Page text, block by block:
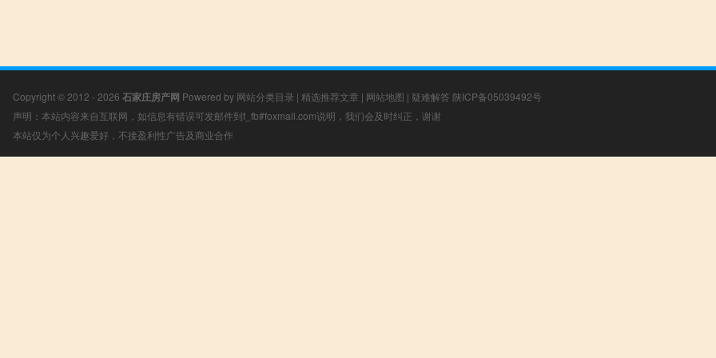
Copyright © 2012 - 2026 石家庄房产网 Powered by 网站分类目录 | 精选推荐文章 | 网站地图 | 疑难解答 陕ICP备05039492号
声明：本站内容来自互联网，如信息有错误可发邮件到f_fb#foxmail.com说明，我们会及时纠正，谢谢
本站仅为个人兴趣爱好，不接盈利性广告及商业合作